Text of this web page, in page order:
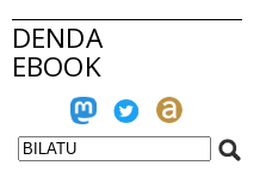
DENDA
EBOOK